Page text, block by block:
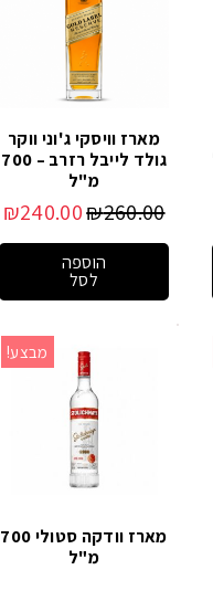
מארז וויסקי ג'וני ווקר
גולד לייבל רזרב – 700
מ"ל
₪260.00
₪240.00
הוספה
לסל
מבצע!
מארז וודקה סטולי 700
מ"ל